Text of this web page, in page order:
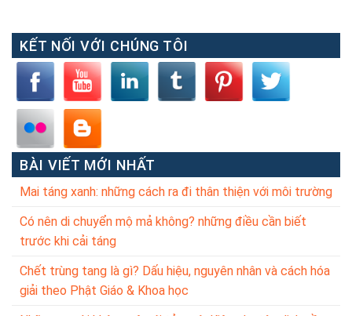
KẾT NỐI VỚI CHÚNG TÔI
BÀI VIẾT MỚI NHẤT
Mai táng xanh: những cách ra đi thân thiện với môi trường
Có nên di chuyển mộ mả không? những điều cần biết
trước khi cải táng
Chết trùng tang là gì? Dấu hiệu, nguyên nhân và cách hóa
giải theo Phật Giáo & Khoa học